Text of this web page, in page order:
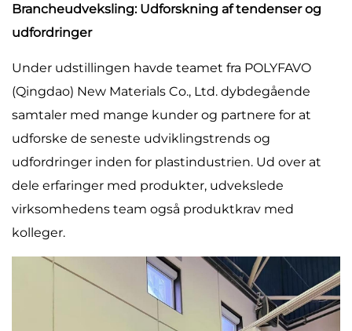
Brancheudveksling: Udforskning af tendenser og
udfordringer
Under udstillingen havde teamet fra POLYFAVO
(Qingdao) New Materials Co., Ltd. dybdegående
samtaler med mange kunder og partnere for at
udforske de seneste udviklingstrends og
udfordringer inden for plastindustrien. Ud over at
dele erfaringer med produkter, udvekslede
virksomhedens team også produktkrav med
kolleger.